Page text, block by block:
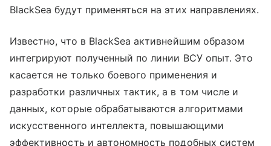
BlackSea будут применяться на этих направлениях.
Известно, что в BlackSea активнейшим образом
интегрируют полученный по линии ВСУ опыт. Это
касается не только боевого применения и
разработки различных тактик, а в том числе и
данных, которые обрабатываются алгоритмами
искусственного интеллекта, повышающими
эффективность и автономность подобных систем